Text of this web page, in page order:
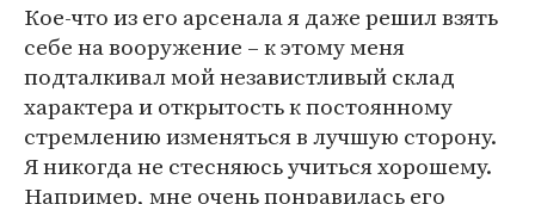
Кое-что из его арсенала я даже решил взять
себе на вооружение – к этому меня
подталкивал мой независтливый склад
характера и открытость к постоянному
стремлению изменяться в лучшую сторону.
Я никогда не стесняюсь учиться хорошему.
Например, мне очень понравилась его